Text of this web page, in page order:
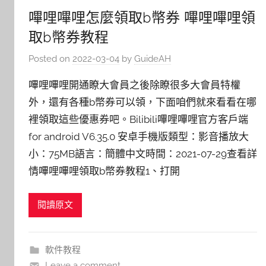
嗶哩嗶哩怎麼領取b幣券 嗶哩嗶哩領
取b幣券教程
Posted on 2022-03-04 by GuideAH
嗶哩嗶哩開通瞭大會員之後除瞭很多大會員特權
外，還有各種b幣券可以領，下面咱們就來看看在哪
裡領取這些優惠券吧。Bilibili嗶哩嗶哩官方客戶端
for android V6.35.0 安卓手機版類型：影音播放大
小：75MB語言：簡體中文時間：2021-07-29查看詳
情嗶哩嗶哩領取b幣券教程1、打開
閱讀原文
軟件教程